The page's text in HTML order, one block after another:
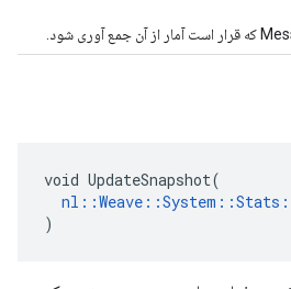
void UpdateSnapshot(
)